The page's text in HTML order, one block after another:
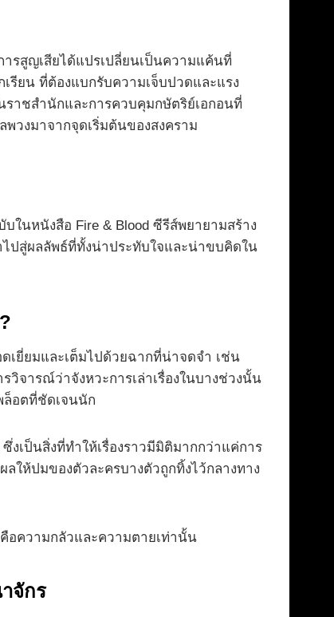
ารสูญเสียได้แปรเปลี่ยนเป็นความแค้นที่
รียน ที่ต้องแบกรับความเจ็บปวดและแรง
าชสำนักและการควบคุมกษัตริย์เอกอนที่
พวงมาจากจุดเริ่มต้นของสงคราม
ในหนังสือ Fire & Blood ซีรีส์พยายามสร้าง
ปสู่ผลลัพธ์ที่ทั้งน่าประทับใจและน่าขบคิดใน
ยี่ยมและเต็มไปด้วยฉากที่น่าจดจำ เช่น
จารณ์ว่าจังหวะการเล่าเรื่องในบางช่วงนั้น
ล็อตที่ชัดเจนนัก
งเป็นสิ่งที่ทำให้เรื่องราวมีมิติมากกว่าแค่การ
ให้ปมของตัวละครบางตัวถูกทิ้งไว้กลางทาง
อความกลัวและความตายเท่านั้น
จักร